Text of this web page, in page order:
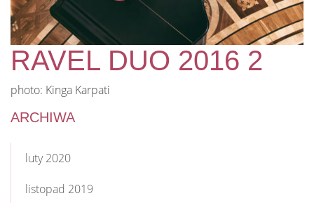
RAVEL DUO 2016 2
photo: Kinga Karpati
ARCHIWA
luty 2020
listopad 2019